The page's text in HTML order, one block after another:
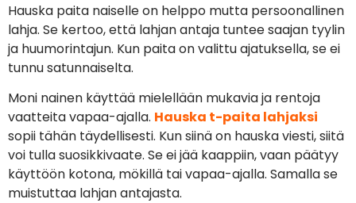
Hauska paita naiselle on helppo mutta persoonallinen
lahja. Se kertoo, että lahjan antaja tuntee saajan tyylin
ja huumorintajun. Kun paita on valittu ajatuksella, se ei
tunnu satunnaiselta.
Moni nainen käyttää mielellään mukavia ja rentoja
vaatteita vapaa-ajalla. Hauska t-paita lahjaksi
sopii tähän täydellisesti. Kun siinä on hauska viesti, siitä
voi tulla suosikkivaate. Se ei jää kaappiin, vaan päätyy
käyttöön kotona, mökillä tai vapaa-ajalla. Samalla se
muistuttaa lahjan antajasta.